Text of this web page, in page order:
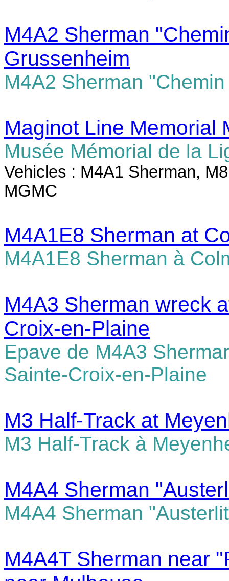
M4A2 Sherman
Grussenheim
M4A2 Sherman
Maginot Line Memorial
Musée Mémorial de la
Vehicles : M4A1 Sherman,
MGMC
M4A1E8 Sherman at
M4A1E8 Sherman à
M4A3 Sherman wreck
Croix-en-Plaine
Epave de M4A3
Sainte-Croix-en-Plaine
M3 Half-Track at
M3 Half-Track à
M4A4 Sherman
M4A4 Sherman
M4A4T Sherman near